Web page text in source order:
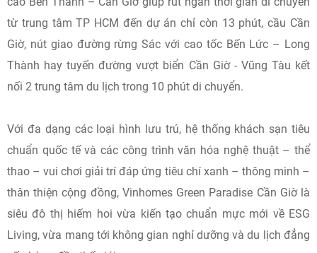
từ trung tâm TP HCM đến dự án chỉ còn 13 phút, cầu Cần
Giờ, nút giao đường rừng Sác với cao tốc Bến Lức – Long
Thành hay tuyến đường vượt biển Cần Giờ - Vũng Tàu kết
nối 2 trung tâm du lịch trong 10 phút di chuyển.
Với đa dạng các loại hình lưu trú, hệ thống khách sạn tiêu
chuẩn quốc tế và các công trình văn hóa nghệ thuật – thể
thao – vui chơi giải trí đáp ứng tiêu chí xanh – thông minh –
thân thiện cộng đồng, Vinhomes Green Paradise Cần Giờ là
siêu đô thị hiếm hoi vừa kiến tạo chuẩn mực mới về ESG
Living, vừa mang tới không gian nghỉ dưỡng và du lịch đẳng